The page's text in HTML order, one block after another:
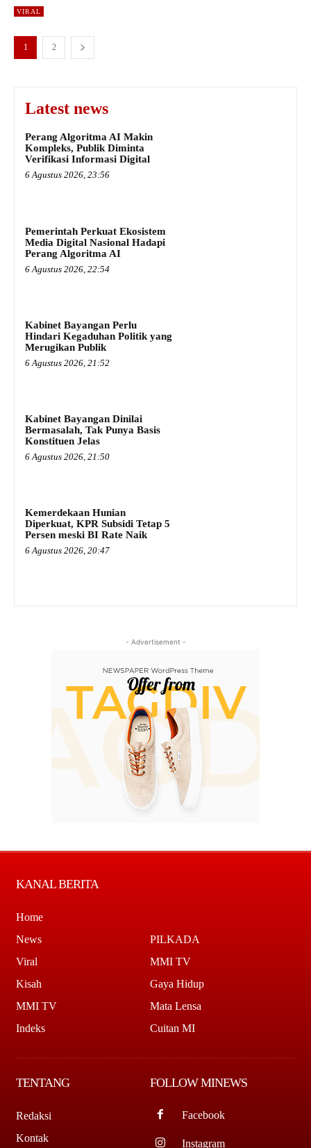
VIRAL
1 2
Latest news
Perang Algoritma AI Makin
Kompleks, Publik Diminta
Verifikasi Informasi Digital
6 Agustus 2026, 23:56
Pemerintah Perkuat Ekosistem
Media Digital Nasional Hadapi
Perang Algoritma AI
6 Agustus 2026, 22:54
Kabinet Bayangan Perlu
Hindari Kegaduhan Politik yang
Merugikan Publik
6 Agustus 2026, 21:52
Kabinet Bayangan Dinilai
Bermasalah, Tak Punya Basis
Konstituen Jelas
6 Agustus 2026, 21:50
Kemerdekaan Hunian
Diperkuat, KPR Subsidi Tetap 5
Persen meski BI Rate Naik
6 Agustus 2026, 20:47
- Advertisement -
KANAL BERITA
Home
News
Viral
Kisah
MMI TV
Indeks
PILKADA
MMI TV
Gaya Hidup
Mata Lensa
Cuitan MI
TENTANG
Redaksi
Kontak
FOLLOW MINEWS
Facebook
Instagram